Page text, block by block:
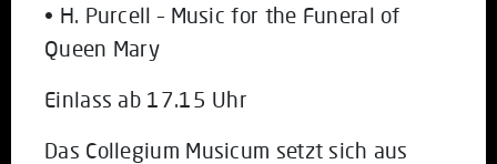
• H. Purcell – Music for the Funeral of
Queen Mary
Einlass ab 17.15 Uhr
Das Collegium Musicum setzt sich aus